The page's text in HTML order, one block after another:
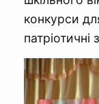
конкурси